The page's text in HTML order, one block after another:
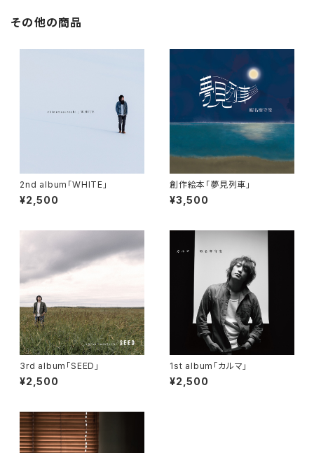
その他の商品
2nd album「WHITE」
¥2,500
創作絵本「夢見列車」
¥3,500
3rd album「SEED」
¥2,500
1st album「カルマ」
¥2,500